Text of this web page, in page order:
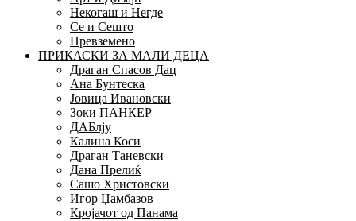
Некогаш и Негде
Се и Сешто
Превземено
ПРИКАСКИ ЗА МАЛИ ДЕЦА
Драган Спасов Дац
Ана Бунтеска
Јовица Ивановски
Зоки ПАНКЕР
ДАБлју
Калина Коси
Драган Таневски
Дана Прелиќ
Сашо Христовски
Игор Џамбазов
Кројачот од Панама